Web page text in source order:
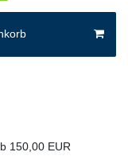
150,00 EUR